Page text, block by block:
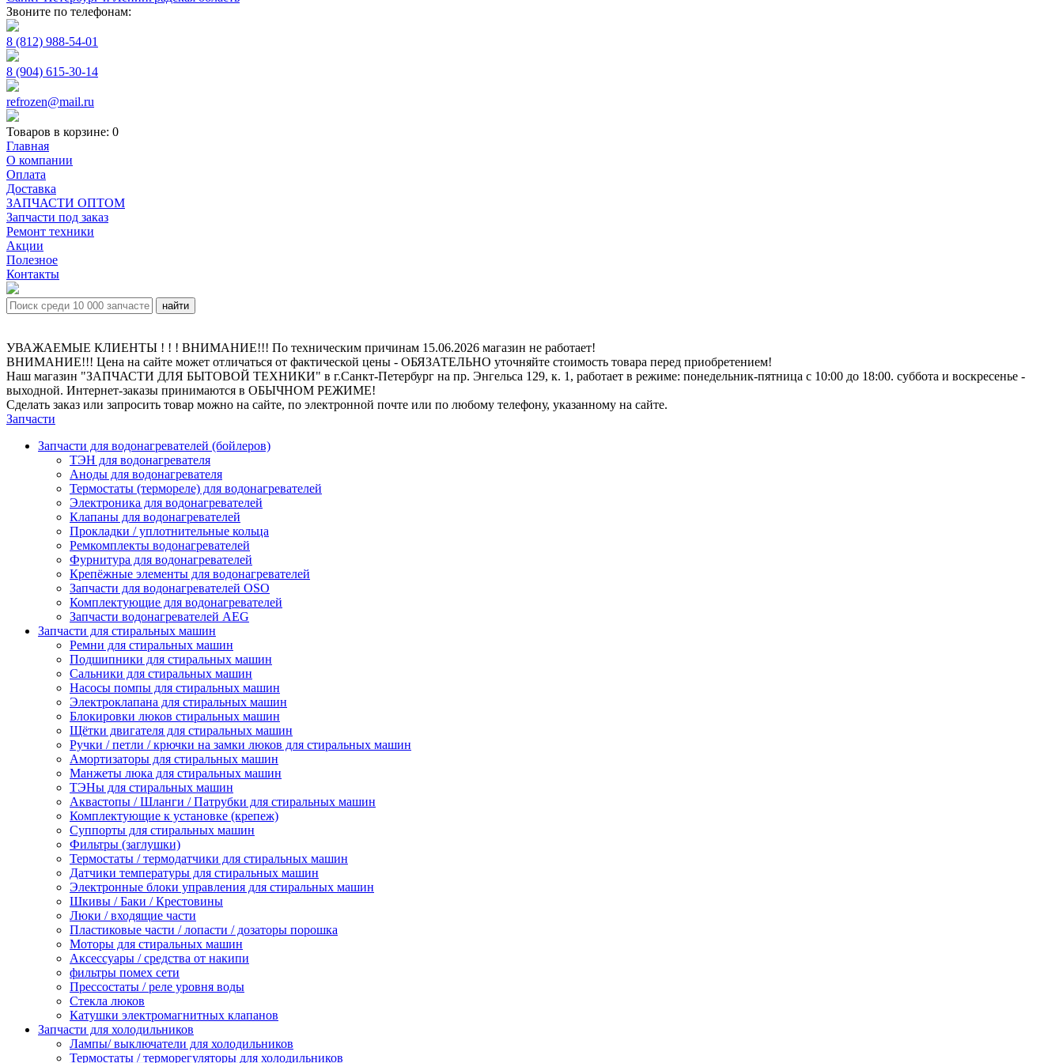
Звоните по телефонам:
8 (812) 988-54-01
8 (904) 615-30-14
refrozen@mail.ru
Товаров в корзине: 0
Главная
О компании
Оплата
Доставка
ЗАПЧАСТИ ОПТОМ
Запчасти под заказ
Ремонт техники
Акции
Полезное
Контакты
УВАЖАЕМЫЕ КЛИЕНТЫ ! ! ! ВНИМАНИЕ!!! По техническим причинам 15.06.2026 магазин не работает!
ВНИМАНИЕ!!! Цена на сайте может отличаться от фактической цены - ОБЯЗАТЕЛЬНО уточняйте стоимость товара перед приобретением!
Наш магазин "ЗАПЧАСТИ ДЛЯ БЫТОВОЙ ТЕХНИКИ" в г.Санкт-Петербург на пр. Энгельса 129, к. 1, работает в режиме: понедельник-пятница с 10:00 до 18:00. суббота и воскресенье -
выходной. Интернет-заказы принимаются в ОБЫЧНОМ РЕЖИМЕ!
Сделать заказ или запросить товар можно на сайте, по электронной почте или по любому телефону, указанному на сайте.
Запчасти
Запчасти для водонагревателей (бойлеров)
ТЭН для водонагревателя
Аноды для водонагревателя
Термостаты (термореле) для водонагревателей
Электроника для водонагревателей
Клапаны для водонагревателей
Прокладки / уплотнительные кольца
Ремкомплекты водонагревателей
Фурнитура для водонагревателей
Крепёжные элементы для водонагревателей
Запчасти для водонагревателей OSO
Комплектующие для водонагревателей
Запчасти водонагревателей AEG
Запчасти для стиральных машин
Ремни для стиральных машин
Подшипники для стиральных машин
Сальники для стиральных машин
Насосы помпы для стиральных машин
Электроклапана для стиральных машин
Блокировки люков стиральных машин
Щётки двигателя для стиральных машин
Ручки / петли / крючки на замки люков для стиральных машин
Амортизаторы для стиральных машин
Манжеты люка для стиральных машин
ТЭНы для стиральных машин
Аквастопы / Шланги / Патрубки для стиральных машин
Комплектующие к установке (крепеж)
Суппорты для стиральных машин
Фильтры (заглушки)
Термостаты / термодатчики для стиральных машин
Датчики температуры для стиральных машин
Электронные блоки управления для стиральных машин
Шкивы / Баки / Крестовины
Люки / входящие части
Пластиковые части / лопасти / дозаторы порошка
Моторы для стиральных машин
Аксессуары / средства от накипи
фильтры помех сети
Прессостаты / реле уровня воды
Стекла люков
Катушки электромагнитных клапанов
Запчасти для холодильников
Лампы/ выключатели для холодильников
Термостаты / терморегуляторы для холодильников